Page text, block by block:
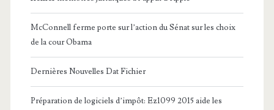
McConnell ferme porte sur l’action du Sénat sur les choix
de la cour Obama
Dernières Nouvelles Dat Fichier
Préparation de logiciels d’impôt: Ez1099 2015 aide les